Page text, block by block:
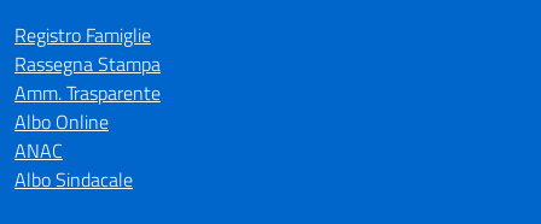
Registro Famiglie
Rassegna Stampa
Amm. Trasparente
Albo Online
ANAC
Albo Sindacale